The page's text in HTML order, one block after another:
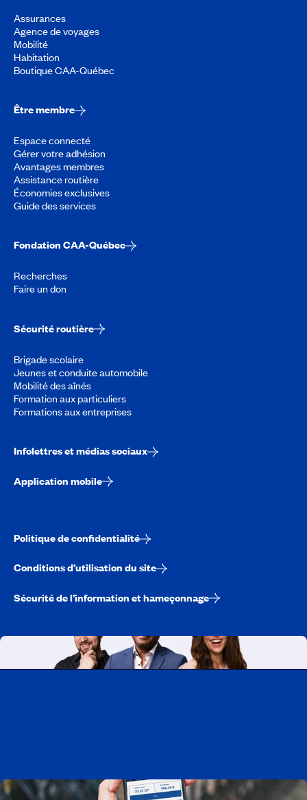
Assurances
Agence de voyages
Mobilité
Habitation
Boutique CAA-Québec
Être membre
Espace connecté
Gérer votre adhésion
Avantages membres
Assistance routière
Économies exclusives
Guide des services
Fondation CAA-Québec
Recherches
Faire un don
Sécurité routière
Brigade scolaire
Jeunes et conduite automobile
Mobilité des aînés
Formation aux particuliers
Formations aux entreprises
Infolettres et médias sociaux
Application mobile
Politique de confidentialité
Conditions d’utilisation du site
Sécurité de l’information et hameçonnage